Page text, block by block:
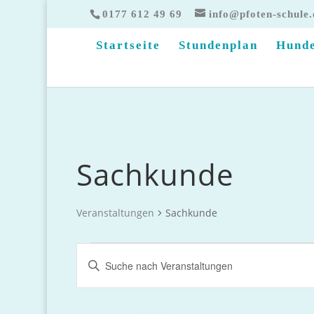
0177 612 49 69 info@pfoten-
Startseite Stundenplan
Sachkunde
Veranstaltungen Sachkunde
Suche
und
Bitte
Schlüsselwort
eingeben.